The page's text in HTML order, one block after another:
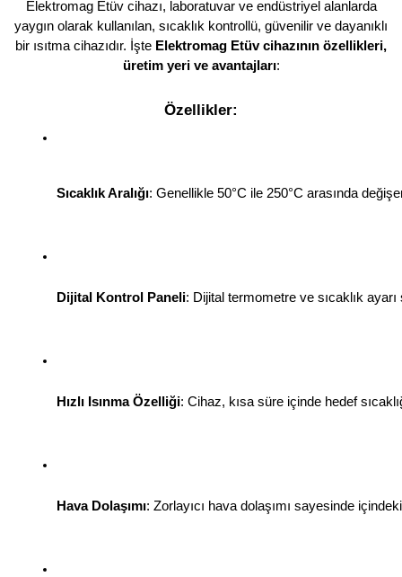
Elektromag Etüv cihazı, laboratuvar ve endüstriyel alanlarda
yaygın olarak kullanılan, sıcaklık kontrollü, güvenilir ve dayanıklı
bir ısıtma cihazıdır. İşte Elektromag Etüv cihazının özellikleri,
üretim yeri ve avantajları:
Özellikler:
Sıcaklık Aralığı: Genellikle 50°C ile 250°C arasında
Dijital Kontrol Paneli: Dijital termometre ve sıcaklık
Hızlı Isınma Özelliği: Cihaz, kısa süre içinde hedef
Hava Dolaşımı: Zorlayıcı hava dolaşımı sayesinde